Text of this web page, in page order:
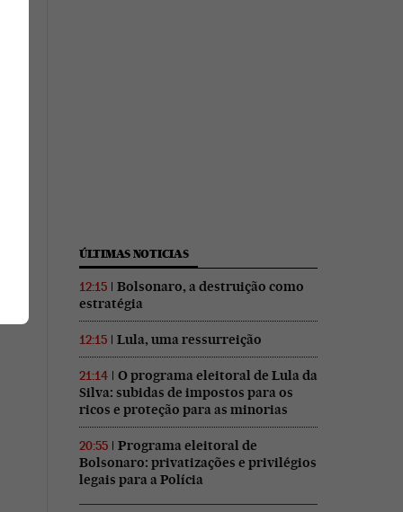
ÚLTIMAS NOTICIAS
12:15
Bolsonaro, a destruição como
estratégia
12:15 Lula, uma ressurreição
21:14
O programa eleitoral de Lula da
Silva: subidas de impostos para os
ricos e proteção para as minorias
20:55
Programa eleitoral de
Bolsonaro: privatizações e privilégios
legais para a Polícia